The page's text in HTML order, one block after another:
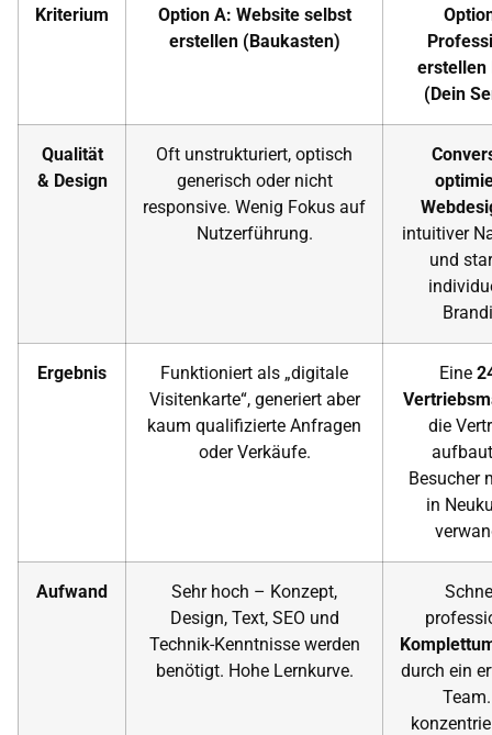
Kriterium
Option A: Website selbst
erstellen (Baukasten)
erstellen
(Dein
Qualität
& Design
Oft unstrukturiert, optisch
generisch oder nicht
responsive. Wenig Fokus auf
Nutzerführung.
intuitiver
und
Ergebnis
Funktioniert als „digitale
Visitenkarte“, generiert aber
kaum qualifizierte Anfragen
oder Verkäufe.
Eine
die
Besucher
in
Aufwand
Sehr hoch – Konzept,
Design, Text, SEO und
Technik-Kenntnisse werden
benötigt. Hohe Lernkurve.
durch ein